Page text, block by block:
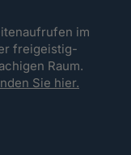
im
freigeistig-
Raum.
Sie hier.